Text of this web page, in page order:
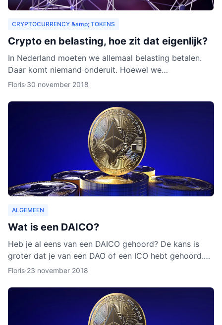
CRYPTOCURRENCY &amp; TOKENS
Crypto en belasting, hoe zit dat eigenlijk?
In Nederland moeten we allemaal belasting betalen.
Daar komt niemand onderuit. Hoewel we
cryptocurrency vaak zien als virtueel geld, is het toch
Floris·30 november 2018
ALGEMEEN
Wat is een DAICO?
Heb je al eens van een DAICO gehoord? De kans is
groter dat je van een DAO of een ICO hebt gehoord.
Hoewel het concept van DAICO nog nooit is ingezet,
Floris·23 november 2018